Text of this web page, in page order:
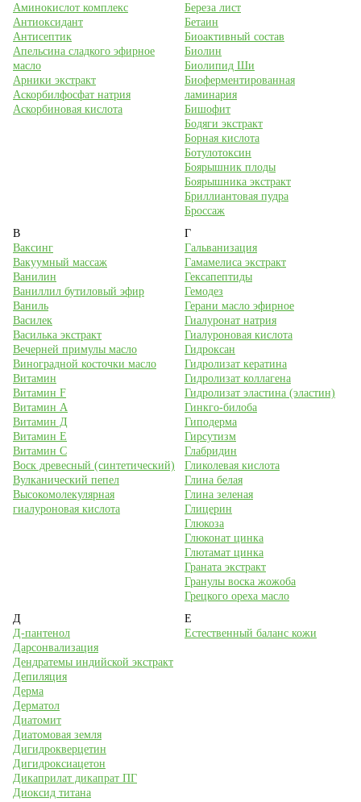
Аминокислот комплекс
Антиоксидант
Антисептик
Апельсина сладкого эфирное
масло
Арники экстракт
Аскорбилфосфат натрия
Аскорбиновая кислота
Береза лист
Бетаин
Биоактивный состав
Биолин
Биолипид Ши
Биоферментированная
ламинария
Бишофит
Бодяги экстракт
Борная кислота
Ботулотоксин
Боярышник плоды
Боярышника экстракт
Бриллиантовая пудра
Броссаж
В
Ваксинг
Вакуумный массаж
Ванилин
Ваниллил бутиловый эфир
Ваниль
Василек
Василька экстракт
Вечерней примулы масло
Виноградной косточки масло
Витамин
Витамин F
Витамин А
Витамин Д
Витамин Е
Витамин С
Воск древесный (синтетический)
Вулканический пепел
Высокомолекулярная
гиалуроновая кислота
Г
Гальванизация
Гамамелиса экстракт
Гексапептиды
Гемодез
Герани масло эфирное
Гиалуронат натрия
Гиалуроновая кислота
Гидроксан
Гидролизат кератина
Гидролизат коллагена
Гидролизат эластина (эластин)
Гинкго-билоба
Гиподерма
Гирсутизм
Глабридин
Гликолевая кислота
Глина белая
Глина зеленая
Глицерин
Глюкоза
Глюконат цинка
Глютамат цинка
Граната экстракт
Гранулы воска жожоба
Грецкого ореха масло
Д
Д-пантенол
Дарсонвализация
Дендратемы индийской экстракт
Депиляция
Дерма
Дерматол
Диатомит
Диатомовая земля
Дигидрокверцетин
Дигидроксиацетон
Дикаприлат дикапрат ПГ
Диоксид титана
Е
Естественный баланс кожи